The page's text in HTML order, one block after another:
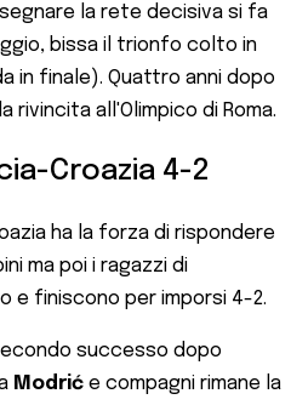
la rete decisiva si fa
bissa il trionfo colto in
in finale). Quattro anni dopo
rivincita all'Olimpico di Roma.
Croazia 4-2
ha la forza di rispondere
ma poi i ragazzi di
e finiscono per imporsi 4-2.
successo dopo
Modrić e compagni rimane la